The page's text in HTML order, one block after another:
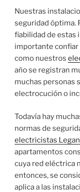
Nuestras
seguridad óptima.
fiabilidad de estas
importante confiar
como nuestros
año se registran
muchas personas
electrocución o
Todavía hay
normas de
electricistas
apartamentos
cuya red eléctrica
entonces, se
aplica a las